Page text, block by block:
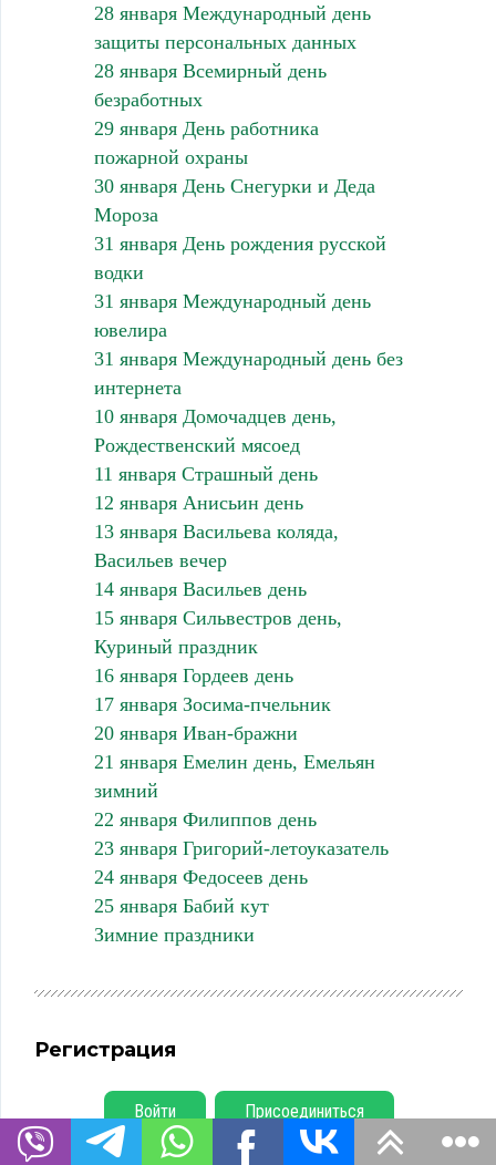
28 января Международный день
защиты персональных данных
28 января Всемирный день
безработных
29 января День работника
пожарной охраны
30 января День Снегурки и Деда
Мороза
31 января День рождения русской
водки
31 января Международный день
ювелира
31 января Международный день без
интернета
10 января Домочадцев день,
Рождественский мясоед
11 января Страшный день
12 января Анисьин день
13 января Васильева коляда,
Васильев вечер
14 января Васильев день
15 января Сильвестров день,
Куриный праздник
16 января Гордеев день
17 января Зосима-пчельник
20 января Иван-бражни
21 января Емелин день, Емельян
зимний
22 января Филиппов день
23 января Григорий-летоуказатель
24 января Федосеев день
25 января Бабий кут
Зимние праздники
Регистрация
Войти Присоединиться